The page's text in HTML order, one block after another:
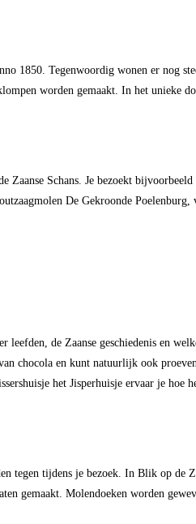
1850. Tegenwoordig wonen er nog
worden gemaakt. In het unieke
Schans. Je bezoekt
De Gekroonde
de Zaanse geschiedenis en
chocola en kunt natuurlijk ook
het Jisperhuisje ervaar je
tegen tijdens je bezoek. In Blik op de
gemaakt. Molendoeken worden